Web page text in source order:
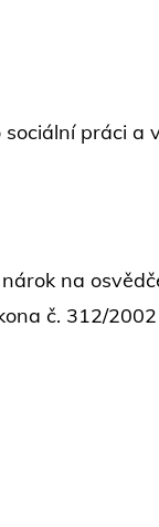
práci a
na
č. 312/